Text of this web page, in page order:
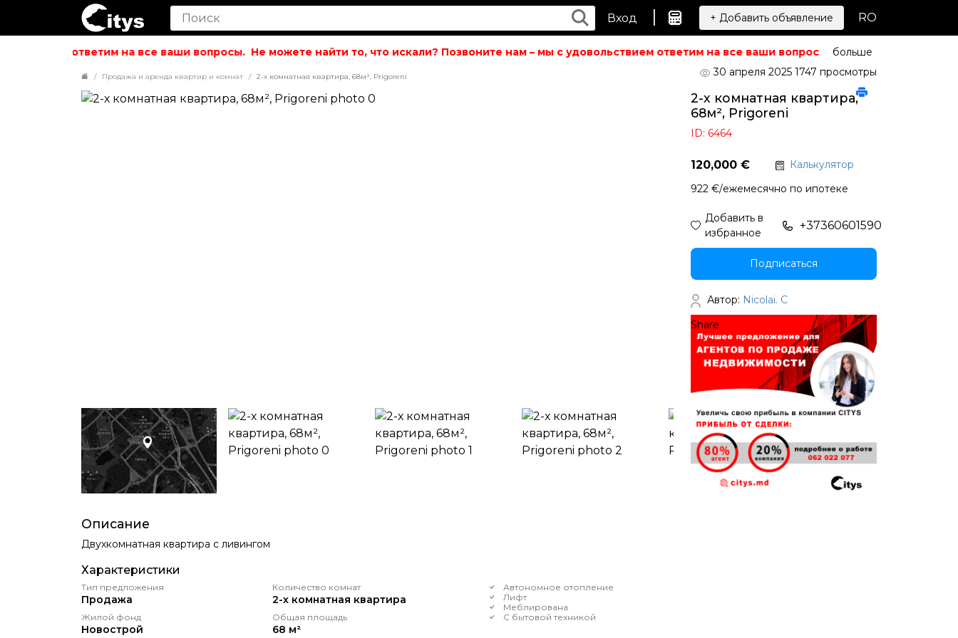
Вход | + Добавить объявление RO
ответим на все ваши вопросы. Не можете найти то, что искали? Позвоните нам – мы с удовольствием ответим на все ваши вопросы. Не можете найти то,
больше
Продажа и аренда квартир и комнат 2-х комнатная квартира, 68м², Prigoreni
Описание
Двухкомнатная квартира с ливингом
Характеристики
Тип предложения
Продажа
Количество комнат
2-х комнатная квартира
Жилой фонд
Новострой
Общая площадь
68 м²
Автономное отопление
Лифт
Меблирована
С бытовой техникой
30 апреля 2025 1747 просмотры
2-х комнатная квартира,
68м², Prigoreni
ID: 6464
120,000 €
Калькулятор
922 €/ежемесячно по ипотеке
Добавить в
избранное
+37360601590
Подписаться
Автор: Nicolai. C
Share